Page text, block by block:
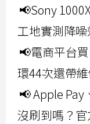
📢Sony
工地實測降
📢電商平台
環44次還帶
📢 Apple
沒刷到嗎？